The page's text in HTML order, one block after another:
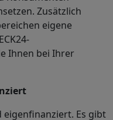
Zusätzlich
eigene
Ihnen bei Ihrer
eigenfinanziert. Es gibt